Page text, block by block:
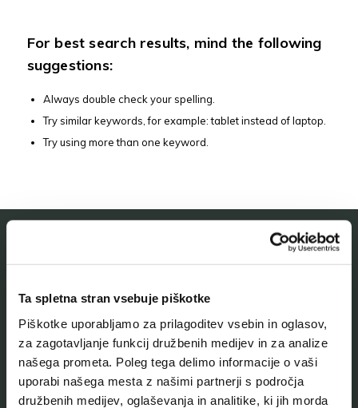
Ta spletna stran vsebuje piškotke
Piškotke uporabljamo za prilagoditev vsebin in oglasov,
za zagotavljanje funkcij družbenih medijev in za analize
našega prometa. Poleg tega delimo informacije o vaši
uporabi našega mesta z našimi partnerji s področja
družbenih medijev, oglaševanja in analitike, ki jih morda
For best search results, mind the following
suggestions:
Always double check your spelling.
Try similar keywords, for example: tablet instead of laptop.
Try using more than one keyword.
O muzeju
Naše zbirke
Aktualno
Kontakt